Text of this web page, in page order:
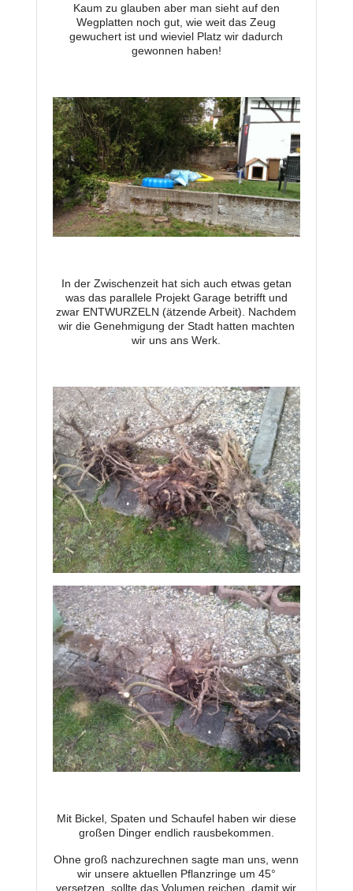
Kaum zu glauben aber man sieht auf den
Wegplatten noch gut, wie weit das Zeug
gewuchert ist und wieviel Platz wir dadurch
gewonnen haben!
In der Zwischenzeit hat sich auch etwas getan
was das parallele Projekt Garage betrifft und
zwar ENTWURZELN (ätzende Arbeit). Nachdem
wir die Genehmigung der Stadt hatten machten
wir uns ans Werk.
Mit Bickel, Spaten und Schaufel haben wir diese
großen Dinger endlich rausbekommen.
Ohne groß nachzurechnen sagte man uns, wenn
wir unsere aktuellen Pflanzringe um 45°
versetzen, sollte das Volumen reichen, damit wir